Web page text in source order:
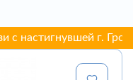
настигнувшей г.